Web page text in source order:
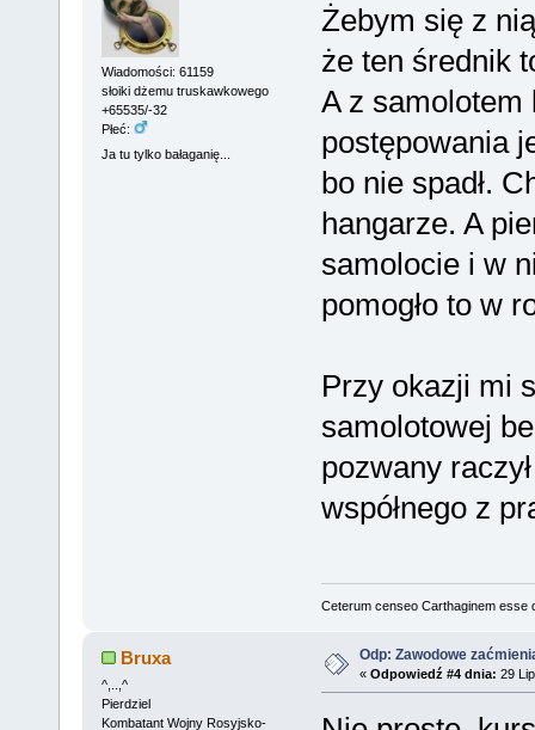
Wiadomości: 61159
słoiki dżemu truskawkowego
+65535/-32
Płeć:
Ja tu tylko bałaganię...
Żebym się z
że ten średnik
A z
postępowania
bo nie spadł.
hangarze. A
samolocie i w
pomogło to w
Przy okazji mi
samolotowej
pozwany
współnego z
Ceterum censeo Carthaginem esse
Bruxa
^,..,^
Pierdziel
Kombatant Wojny Rosyjsko-
Odp: Zawodowe
« Odpowiedź #4 dnia: 29